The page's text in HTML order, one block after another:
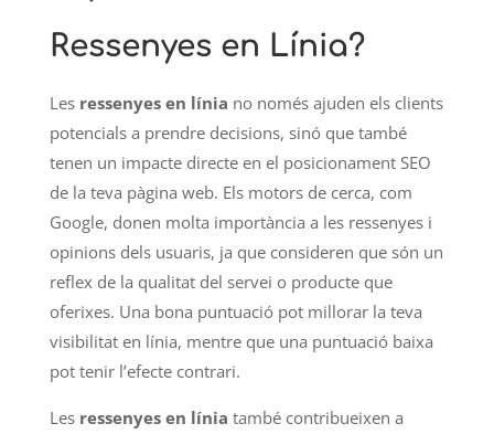
Ressenyes en Línia?
Les ressenyes en línia no només ajuden els clients
potencials a prendre decisions, sinó que també
tenen un impacte directe en el posicionament SEO
de la teva pàgina web. Els motors de cerca, com
Google, donen molta importància a les ressenyes i
opinions dels usuaris, ja que consideren que són un
reflex de la qualitat del servei o producte que
oferixes. Una bona puntuació pot millorar la teva
visibilitat en línia, mentre que una puntuació baixa
pot tenir l’efecte contrari.
Les ressenyes en línia també contribueixen a